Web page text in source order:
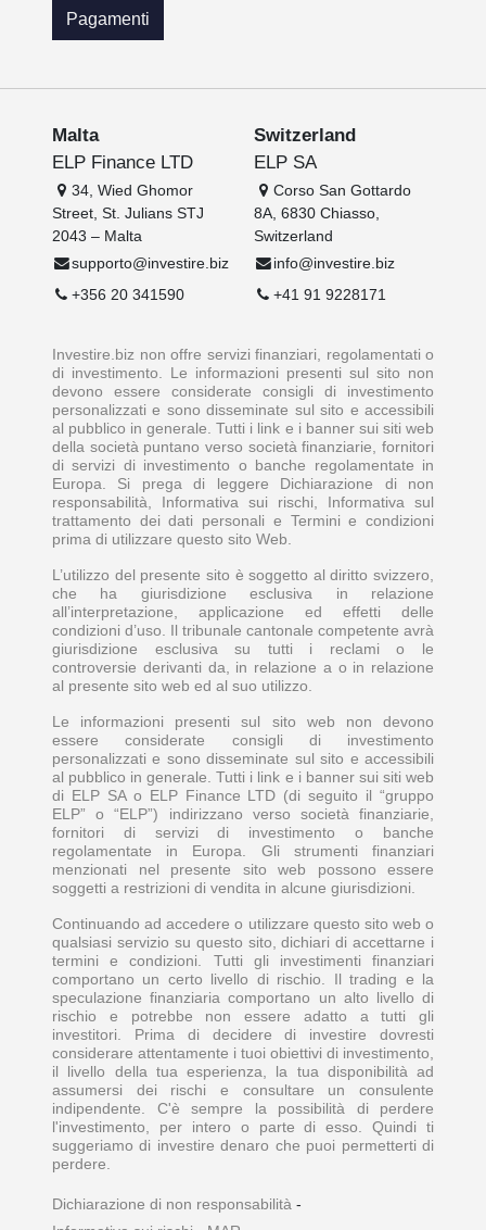
Pagamenti
Malta
ELP Finance LTD
34, Wied Ghomor
Street, St. Julians STJ
2043 – Malta
supporto@investire.biz
+356 20 341590
Switzerland
ELP SA
Corso San Gottardo
8A, 6830 Chiasso,
Switzerland
info@investire.biz
+41 91 9228171
Investire.biz non offre servizi finanziari, regolamentati o
di investimento. Le informazioni presenti sul sito non
devono essere considerate consigli di investimento
personalizzati e sono disseminate sul sito e accessibili
al pubblico in generale. Tutti i link e i banner sui siti web
della società puntano verso società finanziarie, fornitori
di servizi di investimento o banche regolamentate in
Europa. Si prega di leggere Dichiarazione di non
responsabilità, Informativa sui rischi, Informativa sul
trattamento dei dati personali e Termini e condizioni
prima di utilizzare questo sito Web.
L’utilizzo del presente sito è soggetto al diritto svizzero,
che ha giurisdizione esclusiva in relazione
all’interpretazione, applicazione ed effetti delle
condizioni d’uso. Il tribunale cantonale competente avrà
giurisdizione esclusiva su tutti i reclami o le
controversie derivanti da, in relazione a o in relazione
al presente sito web ed al suo utilizzo.
Le informazioni presenti sul sito web non devono
essere considerate consigli di investimento
personalizzati e sono disseminate sul sito e accessibili
al pubblico in generale. Tutti i link e i banner sui siti web
di ELP SA o ELP Finance LTD (di seguito il “gruppo
ELP” o “ELP”) indirizzano verso società finanziarie,
fornitori di servizi di investimento o banche
regolamentate in Europa. Gli strumenti finanziari
menzionati nel presente sito web possono essere
soggetti a restrizioni di vendita in alcune giurisdizioni.
Continuando ad accedere o utilizzare questo sito web o
qualsiasi servizio su questo sito, dichiari di accettarne i
termini e condizioni. Tutti gli investimenti finanziari
comportano un certo livello di rischio. Il trading e la
speculazione finanziaria comportano un alto livello di
rischio e potrebbe non essere adatto a tutti gli
investitori. Prima di decidere di investire dovresti
considerare attentamente i tuoi obiettivi di investimento,
il livello della tua esperienza, la tua disponibilità ad
assumersi dei rischi e consultare un consulente
indipendente. C'è sempre la possibilità di perdere
l'investimento, per intero o parte di esso. Quindi ti
suggeriamo di investire denaro che puoi permetterti di
perdere.
Dichiarazione di non responsabilità -